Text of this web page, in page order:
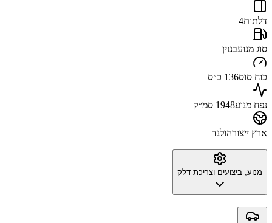
דלתות4
סוג מנועבנזין
כוח סוס136 כ״ס
נפח מנוע1948 סמ״ק
ארץ ייצורהולנד
מנוע, ביצועים וצריכת דלק